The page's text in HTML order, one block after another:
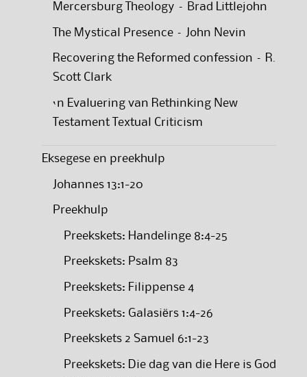
Mercersburg Theology – Brad Littlejohn
The Mystical Presence – John Nevin
Recovering the Reformed confession – R.
Scott Clark
‘n Evaluering van Rethinking New
Testament Textual Criticism
Eksegese en preekhulp
Johannes 13:1-20
Preekhulp
Preekskets: Handelinge 8:4-25
Preekskets: Psalm 83
Preekskets: Filippense 4
Preekskets: Galasiërs 1:4-26
Preekskets 2 Samuel 6:1-23
Preekskets: Die dag van die Here is God